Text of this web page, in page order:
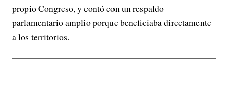
propio Congreso, y contó con un respaldo
parlamentario amplio porque beneficiaba directamente
a los territorios.